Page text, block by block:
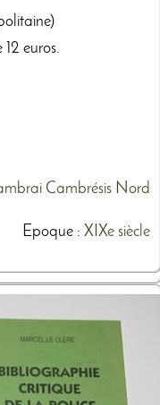
euros.
Cambrésis Nord
Epoque : XIXe siècle